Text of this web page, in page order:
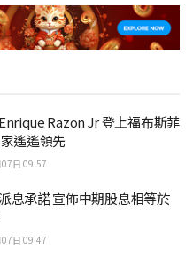
Razon Jr 登上福布斯菲
遙遙領先
日 09:57
息承諾 宣佈中期股息相等於
日 09:47